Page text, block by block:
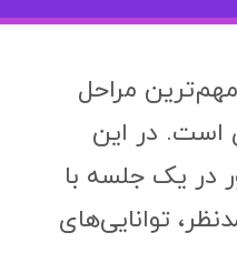
مراحل
است. در این
در یک جلسه با
توانایی‌های